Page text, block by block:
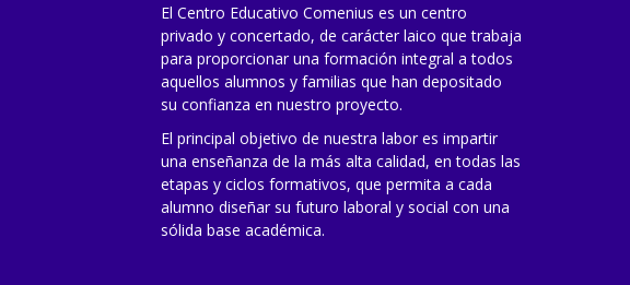
El Centro Educativo Comenius es un centro
privado y concertado, de carácter laico que trabaja
para proporcionar una formación integral a todos
aquellos alumnos y familias que han depositado
su confianza en nuestro proyecto.
El principal objetivo de nuestra labor es impartir
una enseñanza de la más alta calidad, en todas las
etapas y ciclos formativos, que permita a cada
alumno diseñar su futuro laboral y social con una
sólida base académica.